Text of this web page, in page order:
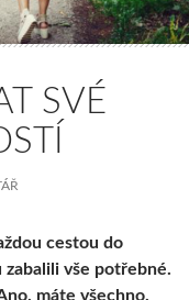
SVÉ
cestou do
zabalili vše potřebné.
máte všechno,